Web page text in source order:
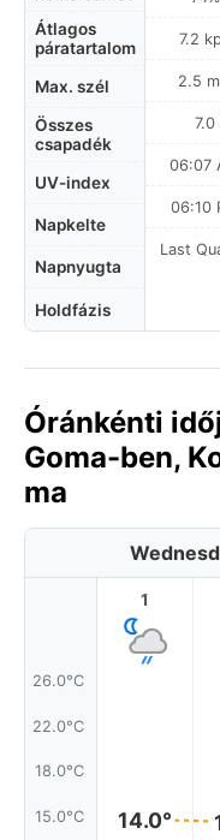
Átlagos
páratartalom
Max. szél
Összes
csapadék
UV-index
Napkelte
Napnyugta
Holdfázis
7.2
2.5
7.0
06:07
06:10
Last
Óránkénti
Goma-ben,
ma
26.0°C
22.0°C
18.0°C
15.0°C
1
14.0°